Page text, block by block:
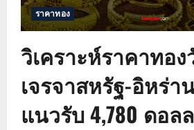
ราคาทอง
วิเคราะห์ราคาทอ
เจรจาสหรัฐ-อิหร่า
แนวรับ 4,780 ดอล